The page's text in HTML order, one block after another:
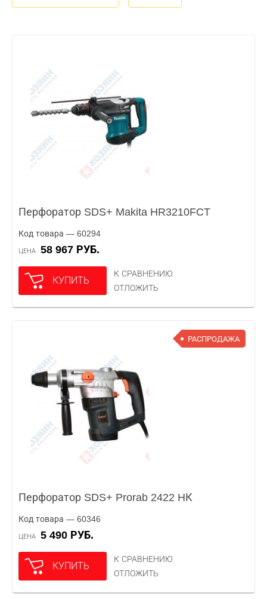
Перфоратор SDS+ Makita HR3210FCT
Код товара — 60294
ЦЕНА 58 967 РУБ.
КУПИТЬ
К СРАВНЕНИЮ
ОТЛОЖИТЬ
РАСПРОДАЖА
Перфоратор SDS+ Prorab 2422 HК
Код товара — 60346
ЦЕНА 5 490 РУБ.
КУПИТЬ
К СРАВНЕНИЮ
ОТЛОЖИТЬ